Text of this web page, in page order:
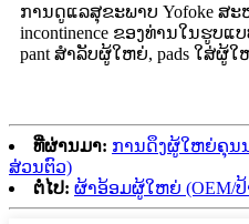
ການດູແລສຸຂະພາບ Yofoke ສ
incontinence ຂອງທ່ານໃນຮູບ
pant ສໍາລັບຜູ້ໃຫຍ່, pads ໃສ່ຜູ້ໃ
ທີ່ຜ່ານມາ: ການດຶງຜູ້ໃຫຍ່ຄຸນ
ສ່ວນຕົວ)
ຕໍ່ໄປ: ຜ້າອ້ອມຜູ້ໃຫຍ່ (OEM/